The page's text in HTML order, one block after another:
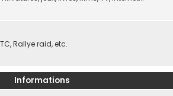
Rallye raid, etc.
Informations